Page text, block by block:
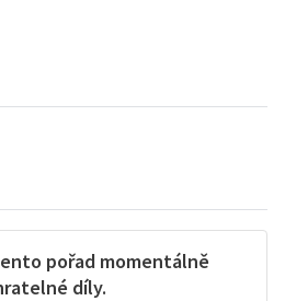
pořad momentálně
díly.